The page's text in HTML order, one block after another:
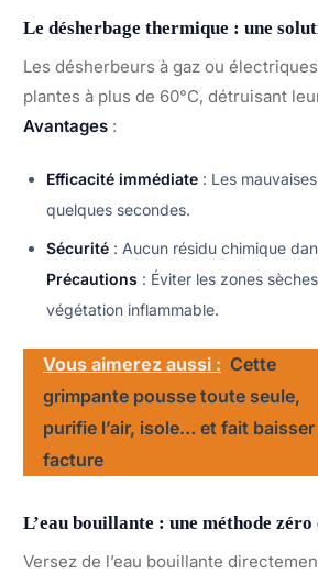
Le désherbage thermique : une
Les désherbeurs à gaz ou
plantes à plus de 60°C, détruisant
Avantages :
Efficacité immédiate : Les
quelques secondes.
Sécurité : Aucun résidu chimique
Précautions : Éviter les zones
végétation inflammable.
Vous aimerez aussi : Cette
grimpante pousse toute seule,
purifie l’air, isole… et fait baisser
facture
L’eau bouillante : une méthode
Versez de l’eau bouillante